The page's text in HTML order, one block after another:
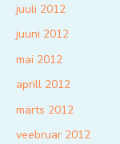
juuli 2012
juuni 2012
mai 2012
aprill 2012
märts 2012
veebruar 2012